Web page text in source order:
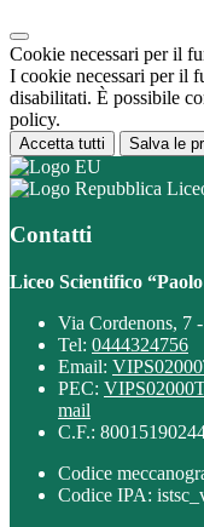
Cookie necessari per il
I cookie necessari per il
disabilitati. È possibile
policy.
Accetta tutti Salva le
Contatti
Liceo Scientifico
Via Cordenons, 7
Tel: 0444324756
Email:
PEC:
mail
C.F.:
Codice
Codice IPA: